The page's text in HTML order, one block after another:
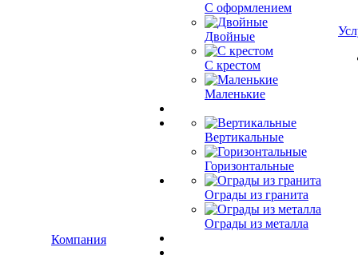
Компания
С оформлением
Двойные
С крестом
Маленькие
Вертикальные
Горизонтальные
Ограды из гранита
Ограды из металла